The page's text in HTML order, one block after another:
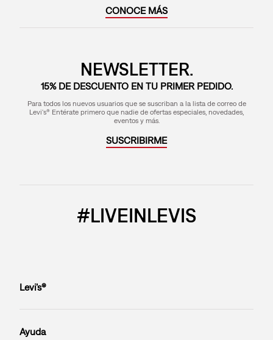
CONOCE MÁS
NEWSLETTER.
15% DE DESCUENTO EN TU PRIMER PEDIDO.
Para todos los nuevos usuarios que se suscriban a la lista de correo de
Levi's® Entérate primero que nadie de ofertas especiales, novedades,
eventos y más.
SUSCRIBIRME
#LIVEINLEVIS
Levi’s®
Ayuda